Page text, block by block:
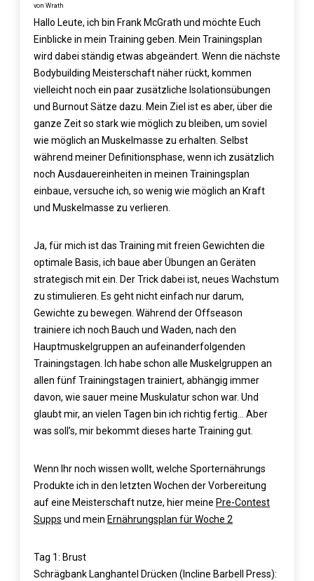
von Wrath
Hallo Leute, ich bin Frank McGrath und möchte Euch
Einblicke in mein Training geben. Mein Trainingsplan
wird dabei ständig etwas abgeändert. Wenn die nächste
Bodybuilding Meisterschaft näher rückt, kommen
vielleicht noch ein paar zusätzliche Isolationsübungen
und Burnout Sätze dazu. Mein Ziel ist es aber, über die
ganze Zeit so stark wie möglich zu bleiben, um soviel
wie möglich an Muskelmasse zu erhalten. Selbst
während meiner Definitionsphase, wenn ich zusätzlich
noch Ausdauereinheiten in meinen Trainingsplan
einbaue, versuche ich, so wenig wie möglich an Kraft
und Muskelmasse zu verlieren.
Ja, für mich ist das Training mit freien Gewichten die
optimale Basis, ich baue aber Übungen an Geräten
strategisch mit ein. Der Trick dabei ist, neues Wachstum
zu stimulieren. Es geht nicht einfach nur darum,
Gewichte zu bewegen. Während der Offseason
trainiere ich noch Bauch und Waden, nach den
Hauptmuskelgruppen an aufeinanderfolgenden
Trainingstagen. Ich habe schon alle Muskelgruppen an
allen fünf Trainingstagen trainiert, abhängig immer
davon, wie sauer meine Muskulatur schon war. Und
glaubt mir, an vielen Tagen bin ich richtig fertig… Aber
was soll’s, mir bekommt dieses harte Training gut.
Wenn Ihr noch wissen wollt, welche Sporternährungs
Produkte ich in den letzten Wochen der Vorbereitung
auf eine Meisterschaft nutze, hier meine Pre-Contest
Supps und mein Ernährungsplan für Woche 2
Tag 1: Brust
Schrägbank Langhantel Drücken (Incline Barbell Press):